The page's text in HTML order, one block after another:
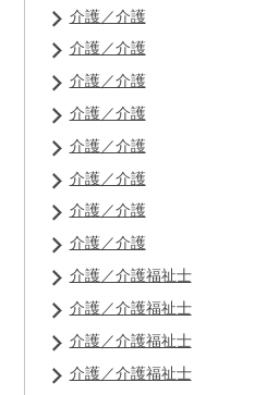
介護／介護
介護／介護
介護／介護
介護／介護
介護／介護
介護／介護
介護／介護
介護／介護
介護／介護福祉士
介護／介護福祉士
介護／介護福祉士
介護／介護福祉士